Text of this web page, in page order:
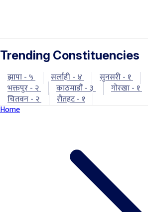
Trending Constituencies
झापा - ५ सर्लाही - ४ सुनसरी - १
भक्तपुर - २
काठमाडौं - ३ गोरखा - १
चितवन - २
रौतहट - १
Home